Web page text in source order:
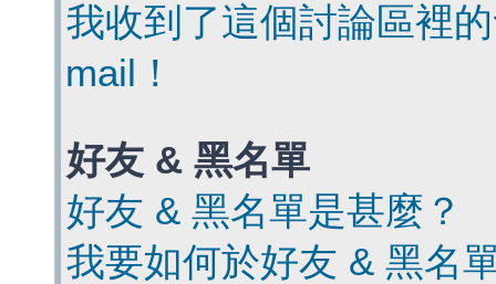
我收到了這個討論區裡
mail！
好友 & 黑名單
好友 & 黑名單是甚麼？
我要如何於好友 & 黑名